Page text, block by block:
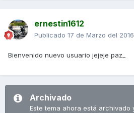
ernestin1612
Publicado 17 de Marzo del 2016
Bienvenido nuevo usuario jejeje paz_
Archivado
Este tema ahora está archivado